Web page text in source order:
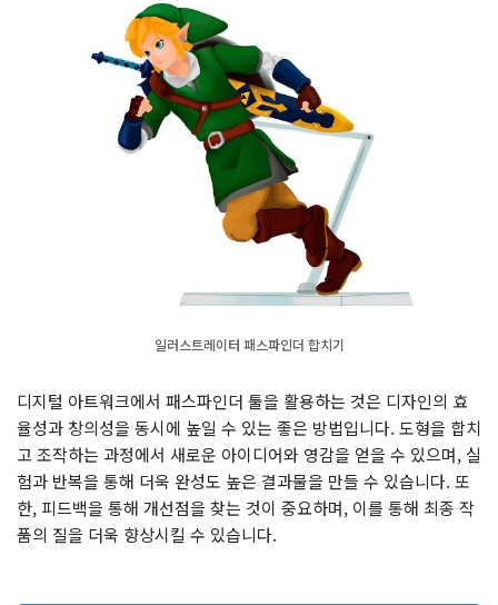
일러스트레이터 패스파인더 합치기
디지털 아트워크에서 패스파인더 툴을 활용하는 것은 디자인의 효
율성과 창의성을 동시에 높일 수 있는 좋은 방법입니다. 도형을 합치
고 조작하는 과정에서 새로운 아이디어와 영감을 얻을 수 있으며, 실
험과 반복을 통해 더욱 완성도 높은 결과물을 만들 수 있습니다. 또
한, 피드백을 통해 개선점을 찾는 것이 중요하며, 이를 통해 최종 작
품의 질을 더욱 향상시킬 수 있습니다.